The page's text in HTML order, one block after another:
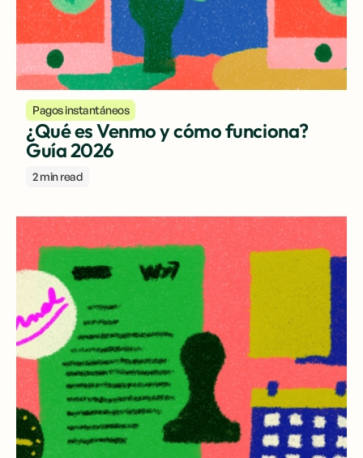
Pagos instantáneos
¿Qué es Venmo y cómo funciona?
Guía 2026
2 min read